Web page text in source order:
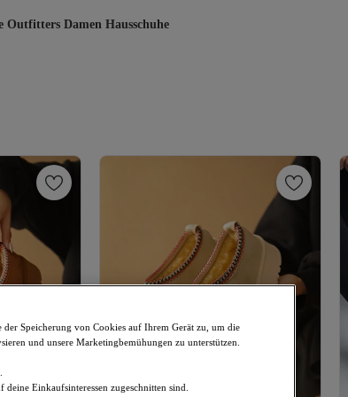
Outfitters Damen Hausschuhe
Speicherung von Cookies auf Ihrem Gerät zu, um die
und unsere Marketingbemühungen zu unterstützen.
Einkaufsinteressen zugeschnitten sind.